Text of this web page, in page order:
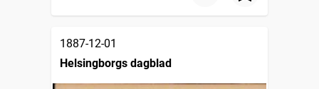
1887-12-01
Helsingborgs dagblad